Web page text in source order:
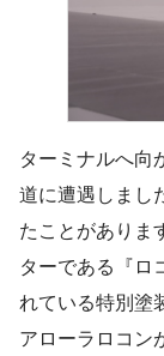
ターミナルへ向
道に遭遇しまし
たことがありま
ターである『ロ
れている特別塗
アローラロコン